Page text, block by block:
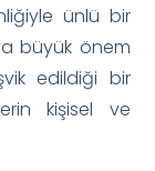
ünlü bir
büyük önem
edildiği bir
kişisel ve